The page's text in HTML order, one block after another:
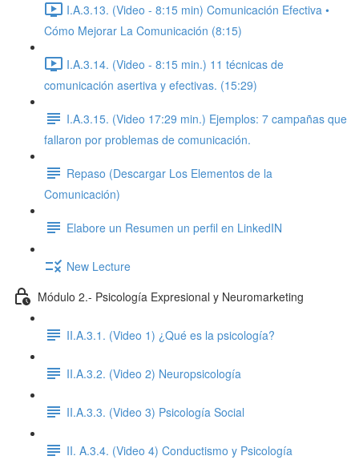
I.A.3.13. (Video - 8:15 min) Comunicación Efectiva •
Cómo Mejorar La Comunicación (8:15)
I.A.3.14. (Video - 8:15 min.) 11 técnicas de
comunicación asertiva y efectivas. (15:29)
I.A.3.15. (Video 17:29 min.) Ejemplos: 7 campañas que
fallaron por problemas de comunicación.
Repaso (Descargar Los Elementos de la
Comunicación)
Elabore un Resumen un perfil en LinkedIN
New Lecture
Módulo 2.- Psicología Expresional y Neuromarketing
II.A.3.1. (Video 1) ¿Qué es la psicología?
II.A.3.2. (Video 2) Neuropsicología
II.A.3.3. (Video 3) Psicología Social
II. A.3.4. (Video 4) Conductismo y Psicología